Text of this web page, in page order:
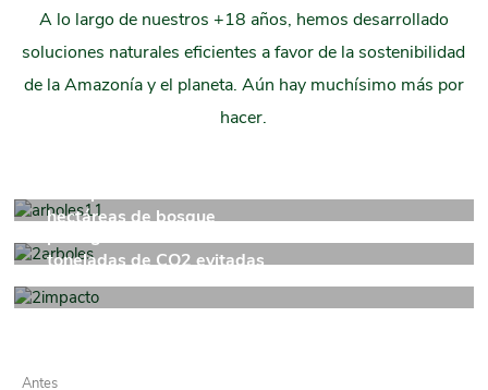
A lo largo de nuestros +18 años, hemos desarrollado
soluciones naturales eficientes a favor de la sostenibilidad
de la Amazonía y el planeta. Aún hay muchísimo más por
hacer.
hectáreas de bosque
toneladas de CO2 evitadas
Antes